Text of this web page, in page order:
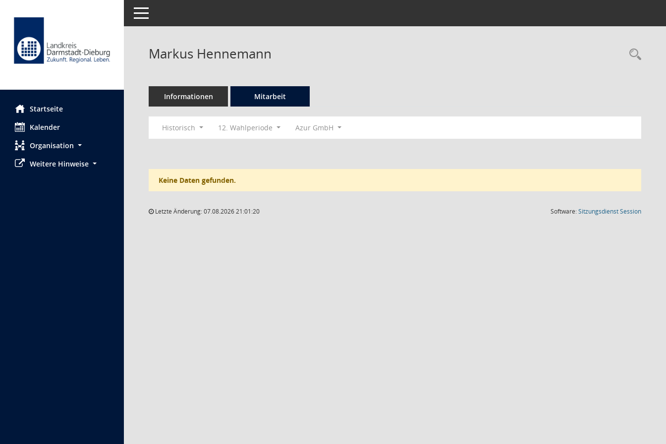
Startseite
Kalender
Organisation
Weitere Hinweise
Toggle navigation
Markus Hennemann
Informationen Mitarbeit
Historisch 12. Wahlperiode Azur GmbH
Keine Daten gefunden.
Letzte Änderung: 07.08.2026 21:01:20 Software:SitzungsdienstSession(Wird in